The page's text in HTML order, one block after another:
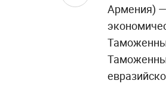
Армения) —